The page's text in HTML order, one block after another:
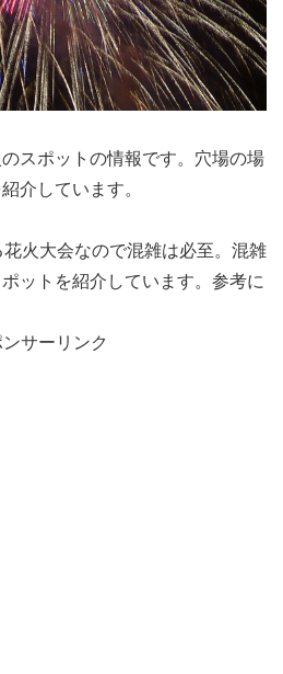
スポットの情報です。穴場の場
介しています。
火大会なので混雑は必至。混雑
ットを紹介しています。参考に
サーリンク